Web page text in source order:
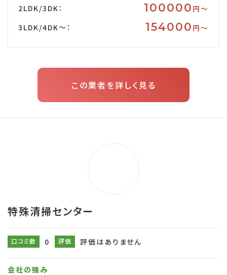
2LDK/3DK：
100000 円〜
3LDK/4DK～：
154000 円〜
この業者を詳しく見る
特殊清掃センター
口コミ数 0 評価 評価はありません
会社の強み